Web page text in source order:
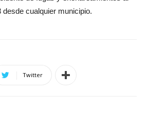
desde cualquier municipio.
Twitter